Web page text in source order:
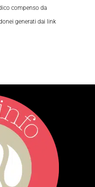
compenso da
generati dai link